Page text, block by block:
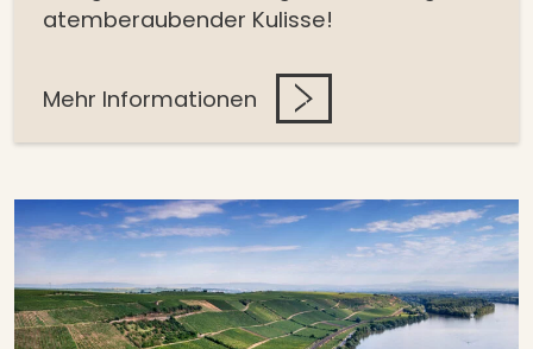
atemberaubender Kulisse!
Mehr Informationen